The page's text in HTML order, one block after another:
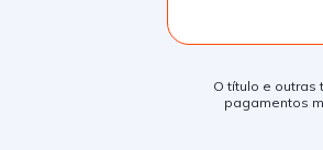
O título e outras
pagamentos